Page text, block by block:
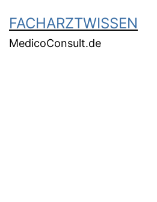
FACHARZTWISSEN
MedicoConsult.de